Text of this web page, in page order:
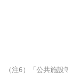
（注6）「公共施